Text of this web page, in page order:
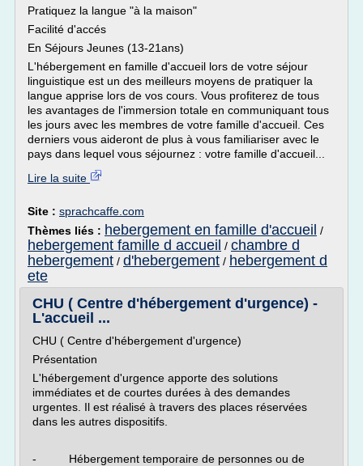
Pratiquez la langue "à la maison"
Facilité d'accés
En Séjours Jeunes (13-21ans)
L'hébergement en famille d'accueil lors de votre séjour
linguistique est un des meilleurs moyens de pratiquer la
langue apprise lors de vos cours. Vous profiterez de tous
les avantages de l'immersion totale en communiquant tous
les jours avec les membres de votre famille d'accueil. Ces
derniers vous aideront de plus à vous familiariser avec le
pays dans lequel vous séjournez : votre famille d'accueil...
Lire la suite
Site : sprachcaffe.com
Thèmes liés : hebergement en famille d'accueil /
hebergement famille d accueil / chambre d
hebergement / d'hebergement / hebergement d
ete
CHU ( Centre d'hébergement d'urgence) -
L'accueil ...
CHU ( Centre d'hébergement d'urgence)
Présentation
L'hébergement d'urgence apporte des solutions
immédiates et de courtes durées à des demandes
urgentes. Il est réalisé à travers des places réservées
dans les autres dispositifs.
- Hébergement temporaire de personnes ou de